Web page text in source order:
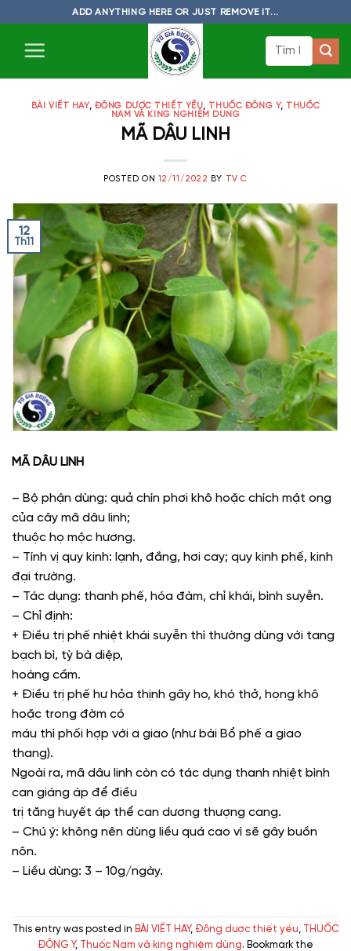
content
ADD ANYTHING HERE OR JUST REMOVE IT...
BÀI VIẾT HAY, ĐÔNG DƯỢC THIẾT YẾU, THUỐC ĐÔNG Y, THUỐC
NAM VÀ KING NGHIỆM DÙNG
MÃ DÂU LINH
POSTED ON 12/11/2022 BY TV C
12
Th11
MÃ DÂU LINH
– Bộ phận dùng: quả chín phơi khô hoặc chích mật ong
của cây mã dâu linh;
thuộc họ mộc hương.
– Tính vị quy kinh: lạnh, đắng, hơi cay; quy kinh phế, kinh
đại trường.
– Tác dụng: thanh phế, hóa đàm, chỉ khái, bình suyễn.
– Chỉ định:
+ Điều trị phế nhiệt khái suyễn thì thường dùng với tang
bạch bì, tỳ bà diệp,
hoàng cầm.
+ Điều trị phế hư hỏa thịnh gây ho, khó thở, họng khô
hoặc trong đờm có
máu thì phối hợp với a giao (như bài Bổ phế a giao
thang).
Ngoài ra, mã dâu linh còn có tác dụng thanh nhiệt bình
can giáng áp để điều
trị tăng huyết áp thể can dương thượng cang.
– Chú ý: không nên dùng liều quá cao vì sẽ gây buồn
nôn.
– Liều dùng: 3 – 10g/ngày.
This entry was posted in BÀI VIẾT HAY, Đông dược thiết yếu, THUỐC
ĐÔNG Y, Thuốc Nam và king nghiệm dùng. Bookmark the